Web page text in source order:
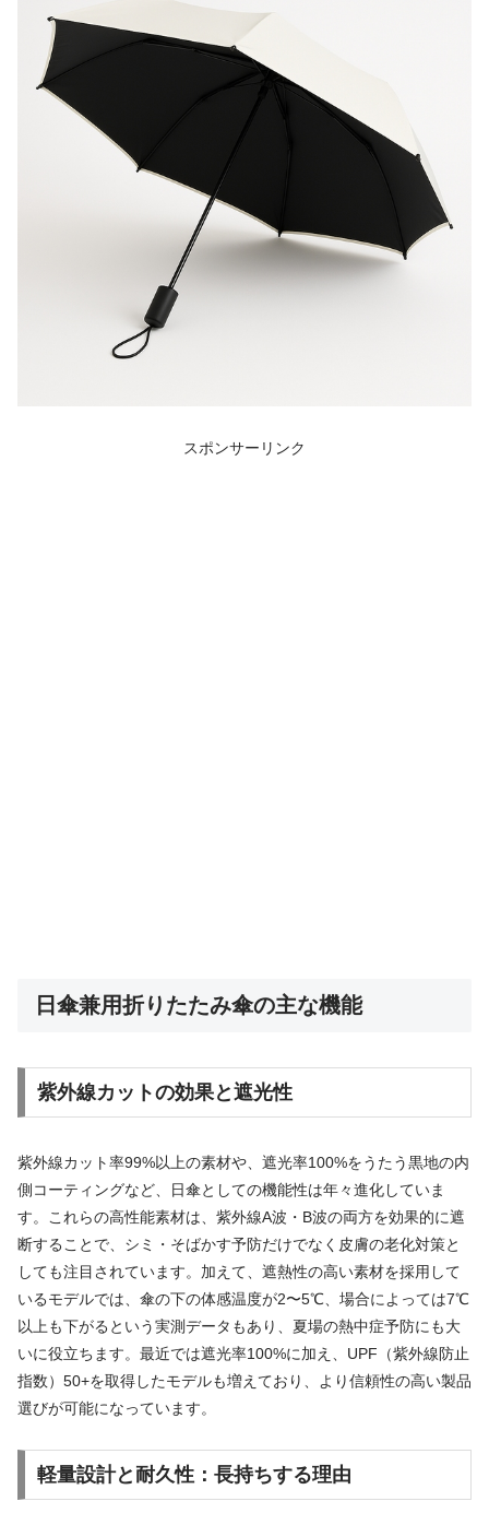
スポンサーリンク
日傘兼用折りたたみ傘の主な機能
紫外線カットの効果と遮光性
紫外線カット率99%以上の素材や、遮光率100%をうたう黒地の内
側コーティングなど、日傘としての機能性は年々進化していま
す。これらの高性能素材は、紫外線A波・B波の両方を効果的に遮
断することで、シミ・そばかす予防だけでなく皮膚の老化対策と
しても注目されています。加えて、遮熱性の高い素材を採用して
いるモデルでは、傘の下の体感温度が2〜5℃、場合によっては7℃
以上も下がるという実測データもあり、夏場の熱中症予防にも大
いに役立ちます。最近では遮光率100%に加え、UPF（紫外線防止
指数）50+を取得したモデルも増えており、より信頼性の高い製品
選びが可能になっています。
軽量設計と耐久性：長持ちする理由